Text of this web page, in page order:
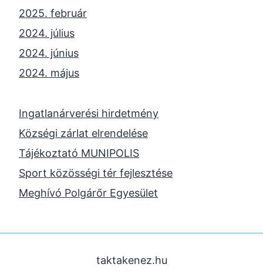
2025. február
2024. július
2024. június
2024. május
2023. november
2023. október
2023. szeptember
2023. június
2023. február
2022. november
Ingatlanárverési hirdetmény
Községi zárlat elrendelése
Tájékoztató MUNIPOLIS
Sport közösségi tér fejlesztése
Meghívó Polgárőr Egyesület
taktakenez.hu